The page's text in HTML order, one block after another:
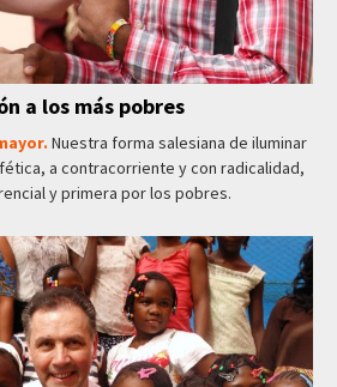
a los más pobres
Nuestra forma salesiana de iluminar
a contracorriente y con radicalidad,
y primera por los pobres.